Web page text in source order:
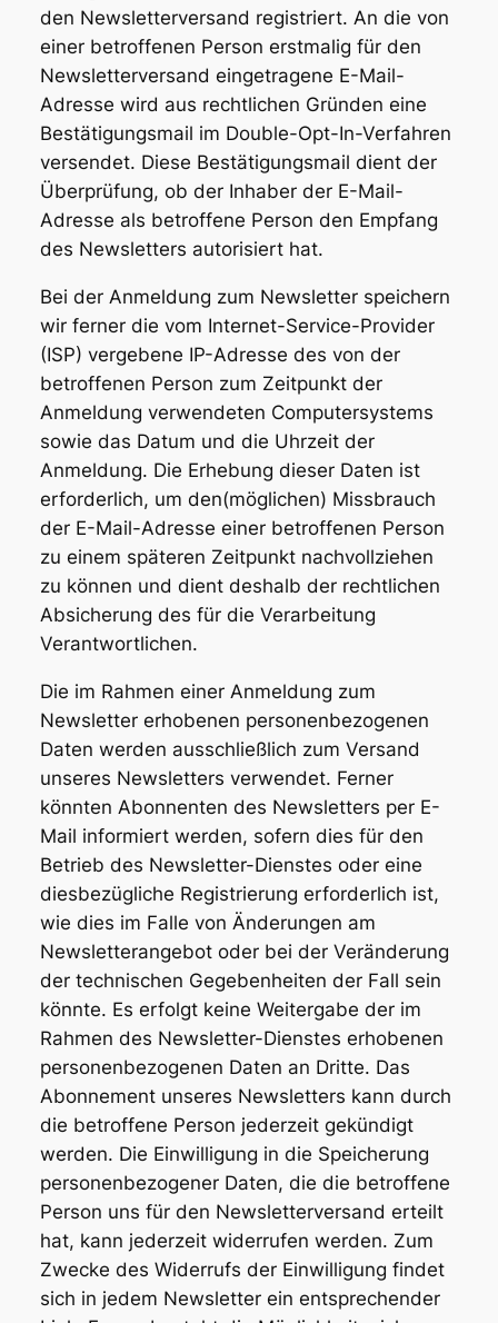
den Newsletterversand registriert. An die von
einer betroffenen Person erstmalig für den
Newsletterversand eingetragene E-Mail-
Adresse wird aus rechtlichen Gründen eine
Bestätigungsmail im Double-Opt-In-Verfahren
versendet. Diese Bestätigungsmail dient der
Überprüfung, ob der Inhaber der E-Mail-
Adresse als betroffene Person den Empfang
des Newsletters autorisiert hat.
Bei der Anmeldung zum Newsletter speichern
wir ferner die vom Internet-Service-Provider
(ISP) vergebene IP-Adresse des von der
betroffenen Person zum Zeitpunkt der
Anmeldung verwendeten Computersystems
sowie das Datum und die Uhrzeit der
Anmeldung. Die Erhebung dieser Daten ist
erforderlich, um den(möglichen) Missbrauch
der E-Mail-Adresse einer betroffenen Person
zu einem späteren Zeitpunkt nachvollziehen
zu können und dient deshalb der rechtlichen
Absicherung des für die Verarbeitung
Verantwortlichen.
Die im Rahmen einer Anmeldung zum
Newsletter erhobenen personenbezogenen
Daten werden ausschließlich zum Versand
unseres Newsletters verwendet. Ferner
könnten Abonnenten des Newsletters per E-
Mail informiert werden, sofern dies für den
Betrieb des Newsletter-Dienstes oder eine
diesbezügliche Registrierung erforderlich ist,
wie dies im Falle von Änderungen am
Newsletterangebot oder bei der Veränderung
der technischen Gegebenheiten der Fall sein
könnte. Es erfolgt keine Weitergabe der im
Rahmen des Newsletter-Dienstes erhobenen
personenbezogenen Daten an Dritte. Das
Abonnement unseres Newsletters kann durch
die betroffene Person jederzeit gekündigt
werden. Die Einwilligung in die Speicherung
personenbezogener Daten, die die betroffene
Person uns für den Newsletterversand erteilt
hat, kann jederzeit widerrufen werden. Zum
Zwecke des Widerrufs der Einwilligung findet
sich in jedem Newsletter ein entsprechender